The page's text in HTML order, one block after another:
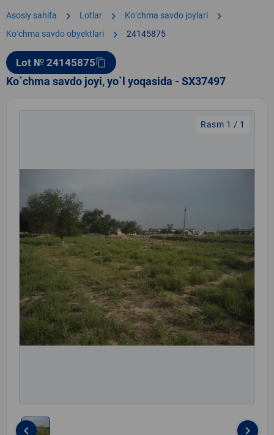
Asosiy sahifa chevron_right Lotlar chevron_right Koʻchma savdo joylari chevron_right
Koʻchma savdo obyektlari chevron_right 24145875
Lot № 24145875content_copy
Ko`chma savdo joyi, yo`l yoqasida - SX37497
Rasm 1 / 1
keyboard_arrow_left keyboard_arrow_right